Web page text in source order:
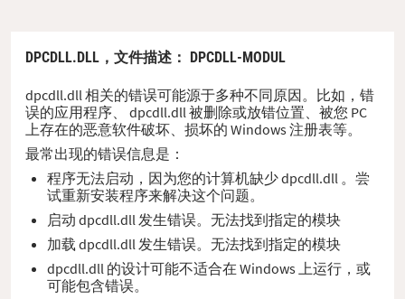
DPCDLL.DLL， 文件描述 ： DPCDLL-MODUL
dpcdll.dll 相关的错误可能源于多种不同原因。比如，错
误的应用程序、 dpcdll.dll 被删除或放错位置、被您 PC
上存在的恶意软件破坏、损坏的 Windows 注册表等。
最常出现的错误信息是：
程序无法启动，因为您的计算机缺少 dpcdll.dll 。尝
试重新安装程序来解决这个问题。
启动 dpcdll.dll 发生错误。无法找到指定的模块
加载 dpcdll.dll 发生错误。无法找到指定的模块
dpcdll.dll 的设计可能不适合在 Windows 上运行，或
可能包含错误。